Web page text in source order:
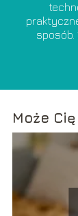
sposób.
Może